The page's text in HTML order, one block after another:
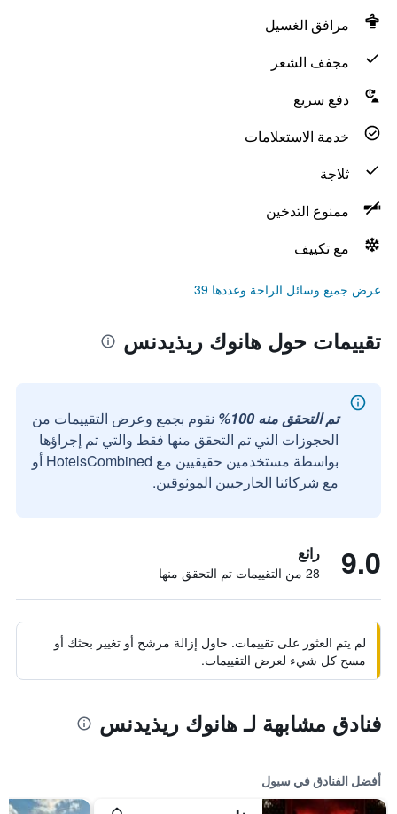
مرافق الغسيل
مجفف الشعر
دفع سريع
خدمة الاستعلامات
ثلاجة
ممنوع التدخين
مع تكييف
عرض جميع وسائل الراحة وعددها 39
تقييمات حول هانوك ريذيدنس
تم التحقق منه 100%
نقوم بجمع وعرض التقييمات من
الحجوزات التي تم التحقق منها فقط والتي تم إجراؤها
بواسطة مستخدمين حقيقيين مع HotelsCombined أو
مع شركائنا الخارجيين الموثوقين.
9.0 رائع
28 من التقييمات تم التحقق منها
لم يتم العثور على تقييمات. حاول إزالة مرشح أو تغيير بحثك أو
مسح كل شيء لعرض التقييمات.
فنادق مشابهة لـ هانوك ريذيدنس
أفضل الفنادق في سيول